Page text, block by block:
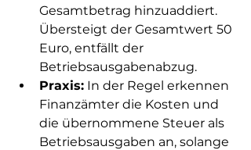
Gesamtbetrag hinzuaddiert.
Übersteigt der Gesamtwert 50
Euro, entfällt der
Betriebsausgabenabzug.
Praxis: In der Regel erkennen
Finanzämter die Kosten und
die übernommene Steuer als
Betriebsausgaben an, solange